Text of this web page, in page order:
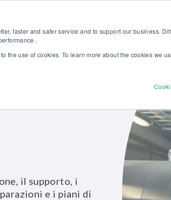
faster and safer service and to support our business.
.
the use of cookies. To learn more about the cookies we
Prodotti Soluzioni Servizi
il supporto, i
e i piani di